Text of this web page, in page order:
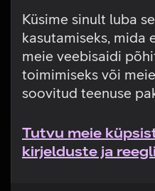
Küsime sinult luba
kasutamiseks, mida
meie veebisaidi
toimimiseks või
soovitud teenuse
Tutvu meie
kirjelduste ja